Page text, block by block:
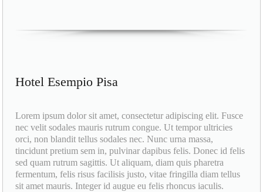
Hotel Esempio Pisa
Lorem ipsum dolor sit amet, consectetur adipiscing elit. Fusce
nec velit sodales mauris rutrum congue. Ut tempor ultricies
orci, non blandit tellus sodales nec. Nunc urna massa,
tincidunt pretium sem in, pulvinar dapibus felis. Donec id felis
sed quam rutrum sagittis. Ut aliquam, diam quis pharetra
fermentum, felis risus facilisis justo, vitae fringilla diam tellus
sit amet mauris. Integer id augue eu felis rhoncus iaculis.